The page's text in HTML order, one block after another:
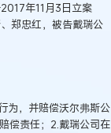
年11月3日立案
郑忠红，被告戴瑞公
为，并赔偿沃尔弗斯公
偿责任；2.戴瑞公司在